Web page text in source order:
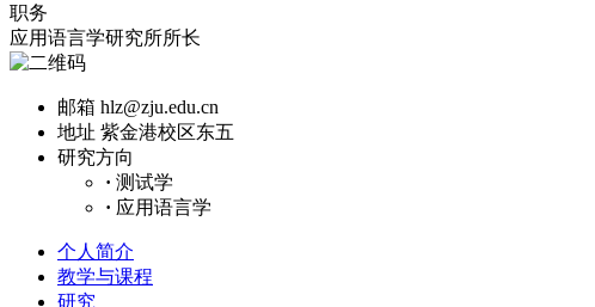
职务
应用语言学研究所所长
邮箱 hlz@zju.edu.cn
地址 紫金港校区东五
研究方向
· 测试学
· 应用语言学
个人简介
教学与课程
研究